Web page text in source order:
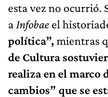
esta vez no ocurrió.
a Infobae el
política”,mientras
de Cultura
realiza en el marco
cambios” que se